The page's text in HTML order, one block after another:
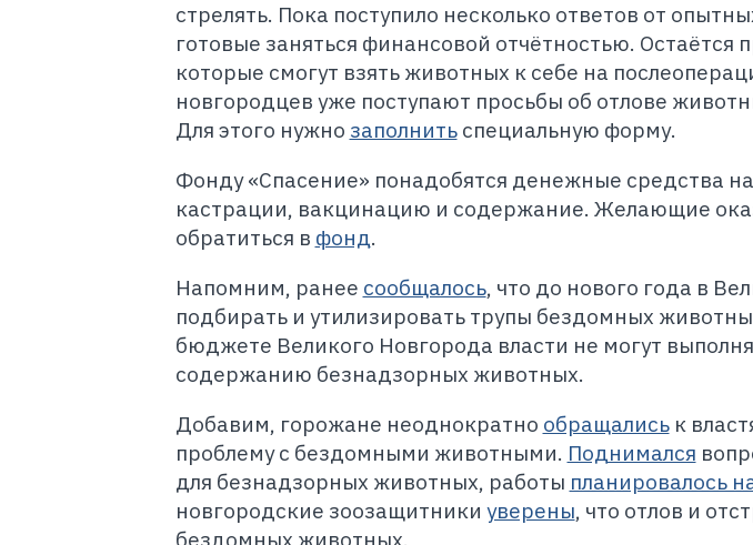
стрелять. Пока поступило несколько ответов от
готовые заняться финансовой отчётностью. Остаётся
которые смогут взять животных к себе на
новгородцев уже поступают просьбы об отлове
Для этого нужно заполнитьспециальную форму.
Фонду «Спасение» понадобятся денежные средства
кастрации, вакцинацию и содержание. Желающие
обратиться в фонд.
Напомним, ранее сообщалось, что до нового года в
подбирать и утилизировать трупы бездомных
бюджете Великого Новгорода власти не могут
содержанию безнадзорных животных.
Добавим, горожане неоднократно обращалиськ
проблему с бездомными животными. Поднимался
для безнадзорных животных, работы планировалось
новгородские зоозащитники уверены, что отлов и
бездомных животных.